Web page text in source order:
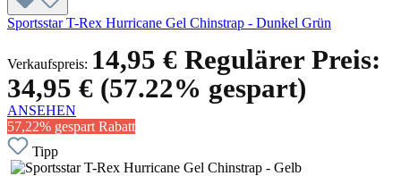
Sportsstar T-Rex Hurricane Gel Chinstrap - Dunkel Grün
Verkaufspreis: 14,95 € Regulärer Preis:
34,95 € (57.22% gespart)
ANSEHEN
57,22% gespart Rabatt
Tipp